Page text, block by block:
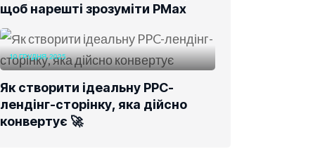
щоб нарешті зрозуміти PMax
10 ГРУДНЯ, 2025
Як створити ідеальну PPC-
лендінг-сторінку, яка дійсно
конвертує 🚀